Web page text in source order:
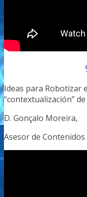
Ideas para Robotizar
“contextualización”
D. Gonçalo Moreira,
Asesor de